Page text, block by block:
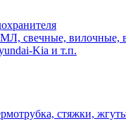
свечные, вилочные,
Kia и т.п.
стяжки,